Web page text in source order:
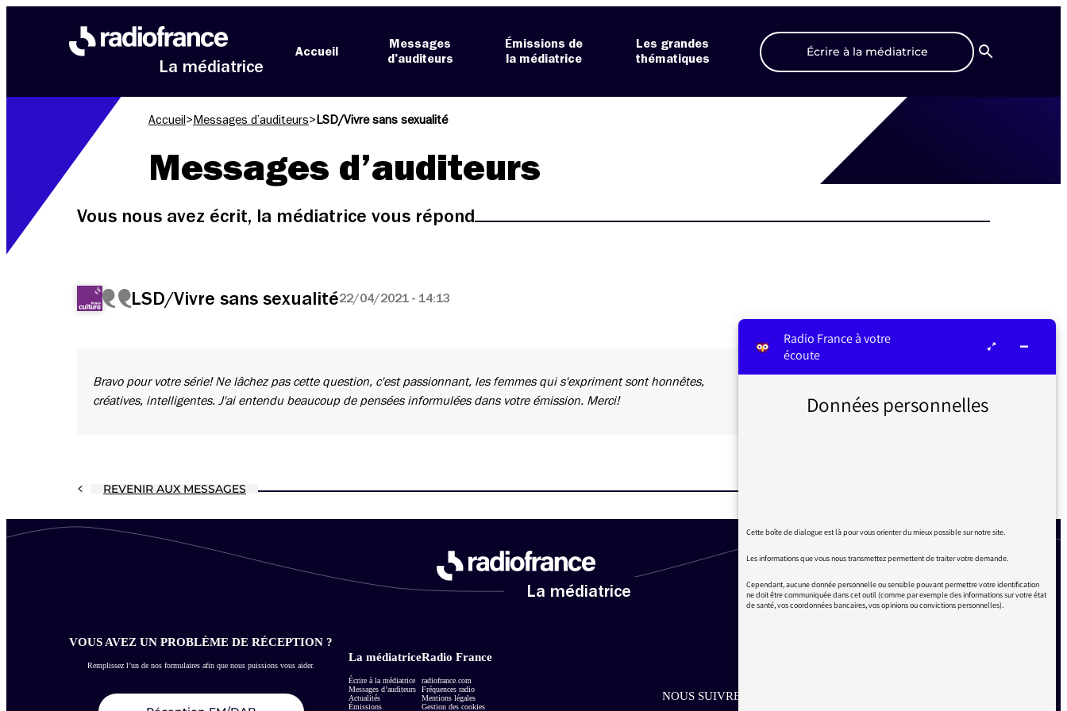
La médiatrice
Accueil
Messages
d’auditeurs
Émissions de
la médiatrice
Les grandes
thématiques
Écrire à la médiatrice
Recherche
Accueil > Messages d’auditeurs> LSD/Vivre sans sexualité
Messages d’auditeurs
Vous nous avez écrit, la médiatrice vous répond
LSD/Vivre sans sexualité22/04/2021 - 14:13
Bravo pour votre série! Ne lâchez pas cette question, c'est passionnant, les femmes qui s'expriment sont honnêtes,
créatives, intelligentes. J'ai entendu beaucoup de pensées informulées dans votre émission. Merci!
REVENIR AUX MESSAGES
La médiatrice
VOUS AVEZ UN PROBLÈME DE RÉCEPTION ?
Remplissez l’un de nos formulaires afin que nous puissions vous aider.
La médiatrice
Écrire à la médiatrice
Messages d’auditeurs
Actualités
Émissions
Radio France
radiofrance.com
Fréquences radio
Mentions légales
Gestion des cookies
NOUS SUIVRE SUR LES RÉSEAUX
Radio France à votre
écoute
Données personnelles
Cette boîte de dialogue est là pour vous orienter du mieux possible sur notre site.
Les informations que vous nous transmettez permettent de traiter votre demande.
Cependant, aucune donnée personnelle ou sensible pouvant permettre votre identification
ne doit être communiquée dans cet outil (comme par exemple des informations sur votre état
de santé, vos coordonnées bancaires, vos opinions ou convictions personnelles).